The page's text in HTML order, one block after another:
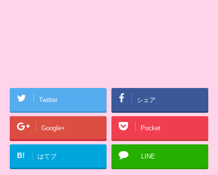
Twitter シェア
Google+ Pocket
B! はてブ LINE